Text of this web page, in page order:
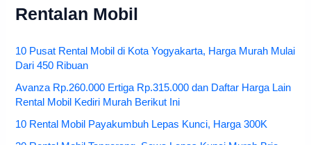
Rentalan Mobil
10 Pusat Rental Mobil di Kota Yogyakarta, Harga Murah Mulai
Dari 450 Ribuan
Avanza Rp.260.000 Ertiga Rp.315.000 dan Daftar Harga Lain
Rental Mobil Kediri Murah Berikut Ini
10 Rental Mobil Payakumbuh Lepas Kunci, Harga 300K